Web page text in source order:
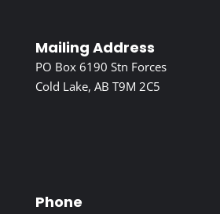
Mailing Address
PO Box 6190 Stn Forces
Cold Lake, AB T9M 2C5
Phone